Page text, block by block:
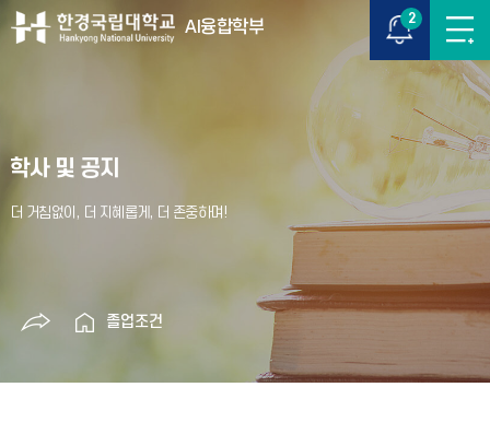
AI융합학부 2
학사 및 공지
졸업조건